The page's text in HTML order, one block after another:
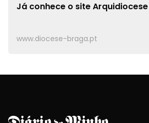
Já conhece o site
www.diocese-braga.pt